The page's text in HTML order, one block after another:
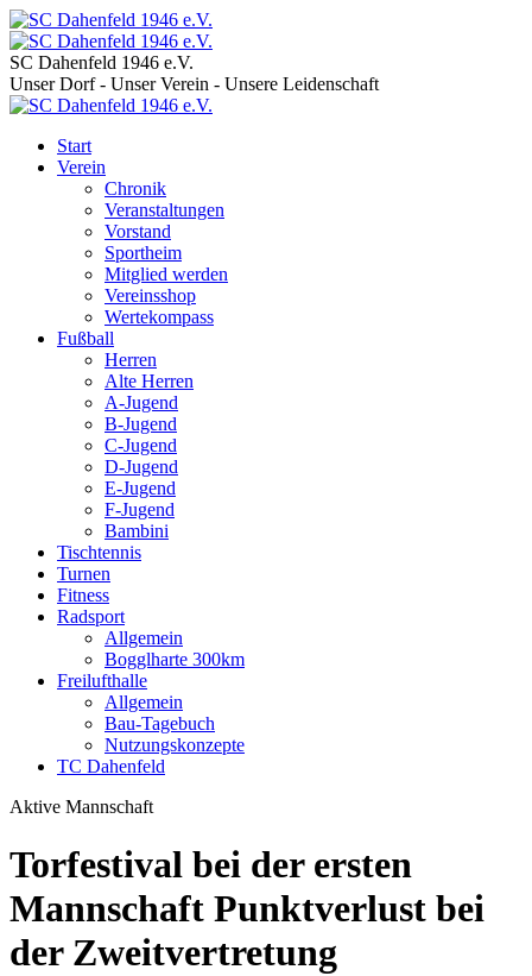
SC Dahenfeld 1946 e.V.
Unser Dorf - Unser Verein - Unsere Leidenschaft
Start
Verein
Chronik
Veranstaltungen
Vorstand
Sportheim
Mitglied werden
Vereinsshop
Wertekompass
Fußball
Herren
Alte Herren
A-Jugend
B-Jugend
C-Jugend
D-Jugend
E-Jugend
F-Jugend
Bambini
Tischtennis
Turnen
Fitness
Radsport
Allgemein
Bogglharte 300km
Freilufthalle
Allgemein
Bau-Tagebuch
Nutzungskonzepte
TC Dahenfeld
Aktive Mannschaft
Torfestival bei der ersten
Mannschaft Punktverlust bei
der Zweitvertretung